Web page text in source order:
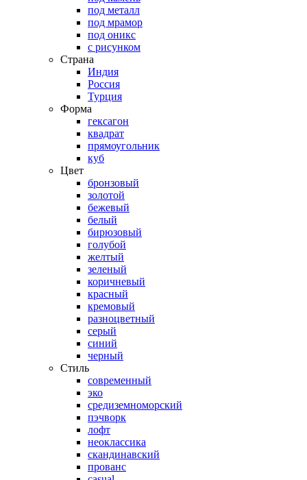
под металл
под мрамор
под оникс
с рисунком
Страна
Индия
Россия
Турция
Форма
гексагон
квадрат
прямоугольник
куб
Цвет
бронзовый
золотой
бежевый
белый
бирюзовый
голубой
желтый
зеленый
коричневый
красный
кремовый
разноцветный
серый
синий
черный
Стиль
современный
эко
средиземноморский
пэчворк
лофт
неоклассика
скандинавский
прованс